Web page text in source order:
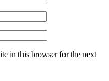
in this browser for the next